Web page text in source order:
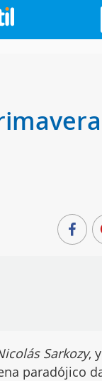
Sarkozy, y
paradójico